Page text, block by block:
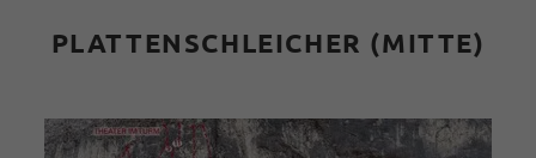
PLATTENSCHLEICHER (MITTE)